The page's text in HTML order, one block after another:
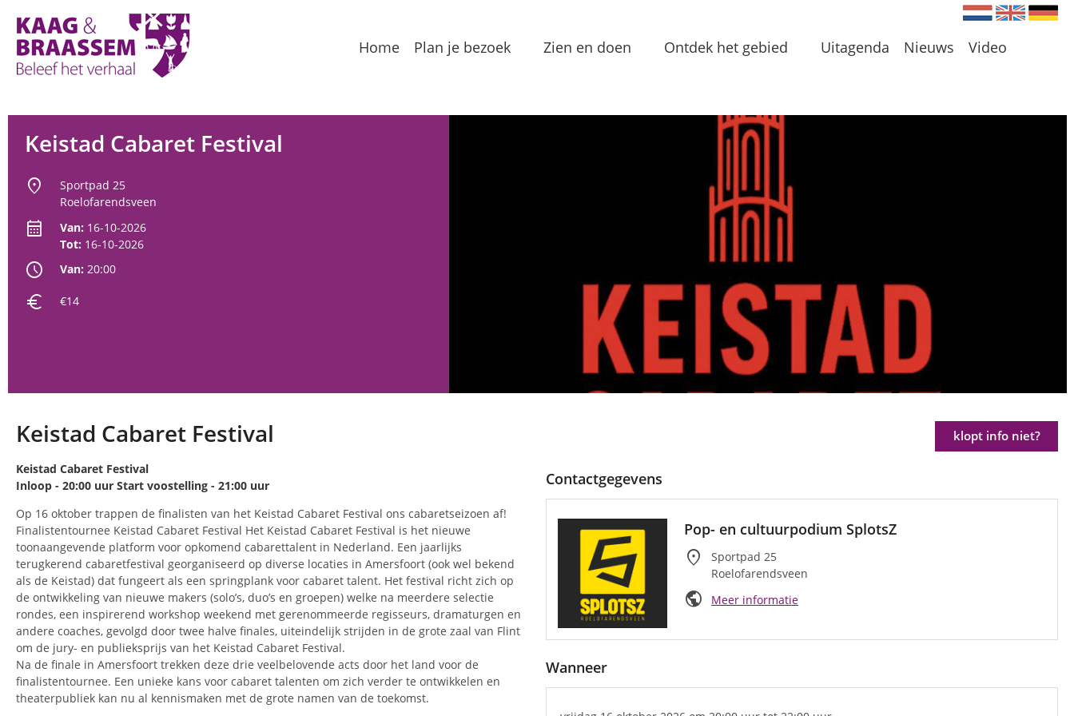
Nederlands
Engels
Home Plan je bezoek Zien en doen
Vermaak
Waterrecreatie
Ontdek het gebied
Meren en Plassen
Verhalen
In de omgeving
Lokale initiatieven
Uitagenda Nieuws Video
Keistad Cabaret Festival
location_on
Sportpad 25
Roelofarendsveen
calendar_month Van: 16-10-2026
Tot: 16-10-2026
schedule Van: 20:00
euro €14
Keistad Cabaret Festival
Keistad Cabaret Festival
Inloop - 20:00 uur Start voostelling - 21:00 uur
Op 16 oktober trappen de finalisten van het Keistad Cabaret Festival ons cabaretseizoen af!
Finalistentournee Keistad Cabaret Festival Het Keistad Cabaret Festival is het nieuwe
toonaangevende platform voor opkomend cabarettalent in Nederland. Een jaarlijks
terugkerend cabaretfestival georganiseerd op diverse locaties in Amersfoort (ook wel bekend
als de Keistad) dat fungeert als een springplank voor cabaret talent. Het festival richt zich op
de ontwikkeling van nieuwe makers (solo’s, duo’s en groepen) welke na meerdere selectie
rondes, een inspirerend workshop weekend met gerenommeerde regisseurs, dramaturgen en
andere coaches, gevolgd door twee halve finales, uiteindelijk strijden in de grote zaal van Flint
om de jury- en publieksprijs van het Keistad Cabaret Festival.
Na de finale in Amersfoort trekken deze drie veelbelovende acts door het land voor de
finalistentournee. Een unieke kans voor cabaret talenten om zich verder te ontwikkelen en
theaterpubliek kan nu al kennismaken met de grote namen van de toekomst.
klopt info niet?
Contactgegevens
Pop- en cultuurpodium SplotsZ
location_on
Sportpad 25
Roelofarendsveen
public Meer informatie
Wanneer